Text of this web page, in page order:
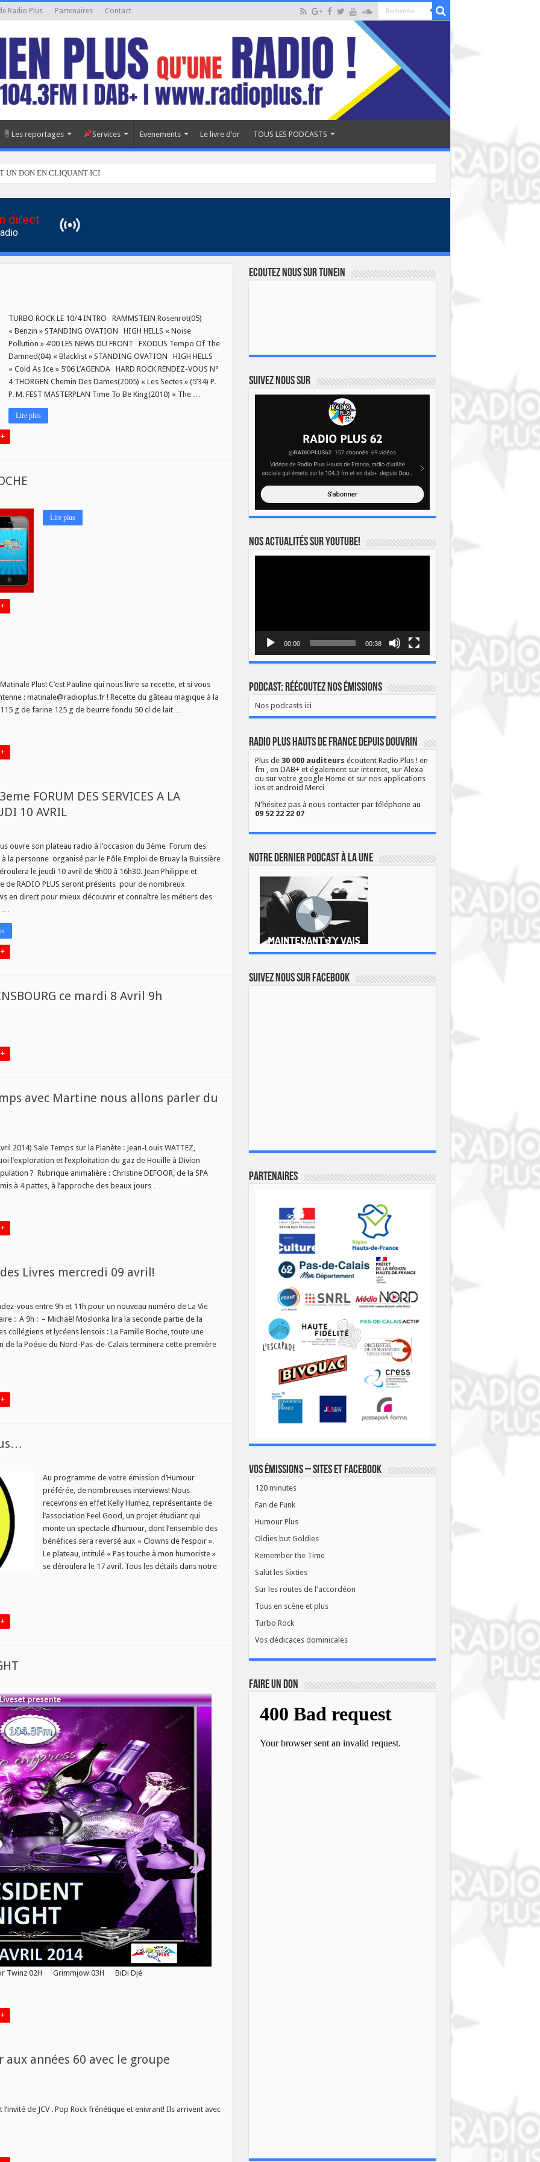
Radio Plus Partenaires Contact
Les reportages Services Evenements Le livre d’or TOUS LES PODCASTS
UN DON EN CLIQUANT ICI
direct
TURBO ROCK LE 10/4 INTRO RAMMSTEIN Rosenrot(05)
« Benzin » STANDING OVATION HIGH HELLS « Noise
Pollution » 4’00 LES NEWS DU FRONT EXODUS Tempo Of The
Damned(04) « Blacklist » STANDING OVATION HIGH HELLS
« Cold As Ice » 5’06 L’AGENDA HARD ROCK RENDEZ-VOUS N°
4 THORGEN Chemin Des Dames(2005) « Les Sectes » (5’34) P.
P. M. FEST MASTERPLAN Time To Be King(2010) « The …
Lire plus
Lire plus
Plus! C’est Pauline qui nous livre sa recette, et si vous
: matinale@radioplus.fr ! Recette du gâteau magique à la
g de farine 125 g de beurre fondu 50 cl de lait …
FORUM DES SERVICES A LA
10 AVRIL
ouvre son plateau radio à l’occasion du 3ème Forum des
à la personne organisé par le Pôle Emploi de Bruay la Buissière
le jeudi 10 avril de 9h00 à 16h30. Jean Philippe et
de RADIO PLUS seront présents pour de nombreux
en direct pour mieux découvrir et connaître les métiers des
ce mardi 8 Avril 9h
avec Martine nous allons parler du
2014) Sale Temps sur la Planète : Jean-Louis WATTEZ,
et l’exploitation du gaz de Houille à Divion
? Rubrique animalière : Christine DEFOOR, de la SPA
à 4 pattes, à l’approche des beaux jours …
Livres mercredi 09 avril!
vous entre 9h et 11h pour un nouveau numéro de La Vie
: A 9h : – Michaël Moslonka lira la seconde partie de la
collégiens et lycéens lensois : La Famille Boche, toute une
de la Poésie du Nord-Pas-de-Calais terminera cette première
Au programme de votre émission d’Humour
préférée, de nombreuses interviews! Nous
recevrons en effet Kelly Humez, représentante de
l’association Feel Good, un projet étudiant qui
monte un spectacle d’humour, dont l’ensemble des
bénéfices sera reversé aux « Clowns de l’espoir ».
Le plateau, intitulé « Pas touche à mon humoriste »
se déroulera le 17 avril. Tous les détails dans notre
Twinz 02H Grimmjow 03H BiDi Djé
années 60 avec le groupe
l’invité de JCV . Pop Rock frénétique et enivrant! Ils arrivent avec
Ecoutez nous sur TuneIn
Suivez nous sur
Nos actualités sur YOUTUBE!
00:00 00:38
Podcast: Réécoutez nos émissions
Nos podcasts ici
Radio Plus Hauts de France depuis Douvrin
Plus de 30 000 auditeurs écoutent Radio Plus ! en
fm , en DAB+ et également sur internet, sur Alexa
ou sur votre google Home et sur nos applications
ios et android Merci
N'hésitez pas à nous contacter par téléphone au
09 52 22 22 07
Notre dernier podcast à la une
Suivez nous sur Facebook
Partenaires
Vos émissions – Sites et Facebook
120 minutes
Fan de Funk
Humour Plus
Oldies but Goldies
Remember the Time
Salut les Sixties
Sur les routes de l'accordéon
Tous en scène et plus
Turbo Rock
Vos dédicaces dominicales
FAIRE UN DON